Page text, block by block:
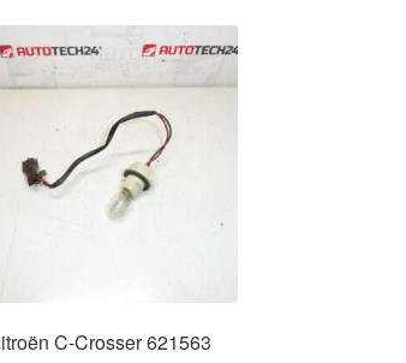
C-Crosser 621563